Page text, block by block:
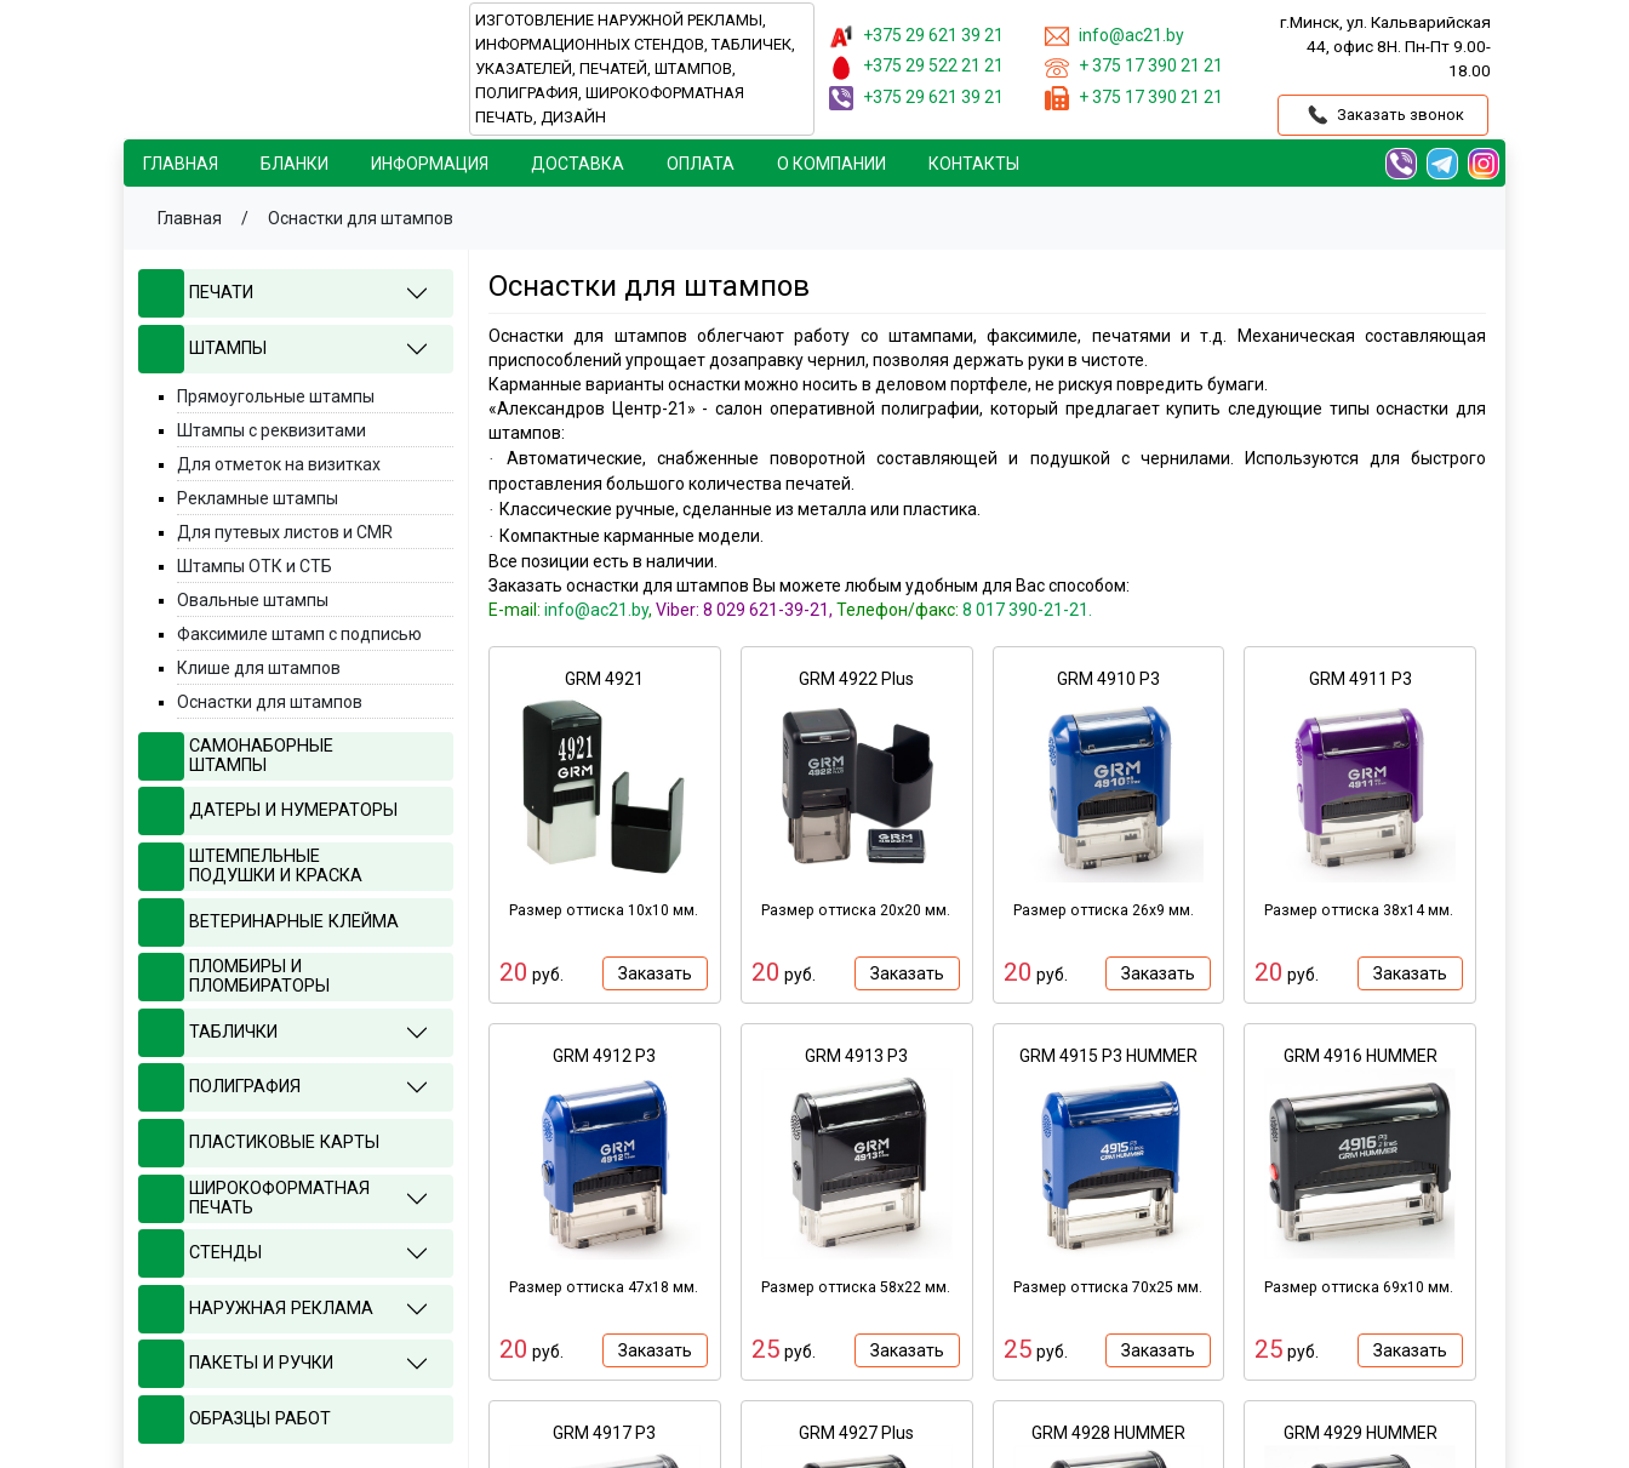
ИЗГОТОВЛЕНИЕ НАРУЖНОЙ РЕКЛАМЫ,
ИНФОРМАЦИОННЫХ СТЕНДОВ, ТАБЛИЧЕК,
УКАЗАТЕЛЕЙ, ПЕЧАТЕЙ, ШТАМПОВ,
ПОЛИГРАФИЯ, ШИРОКОФОРМАТНАЯ
ПЕЧАТЬ, ДИЗАЙН
+375 29 621 39 21
+375 29 522 21 21
+375 29 621 39 21
info@ac21.by
+ 375 17390 21 21
+ 375 17390 21 21
г.Минск, ул. Кальварийская
44, офис 8Н. Пн-Пт 9.00-
18.00
Заказать звонок
ГЛАВНАЯ БЛАНКИ ИНФОРМАЦИЯ ДОСТАВКА OПЛАТА О КОМПАНИИ КОНТАКТЫ
Главная / Оснастки для штампов
Оснастки для штампов
Оснастки для штампов облегчают работу со штампами, факсимиле, печатями и т.д. Механическая составляющая
приспособлений упрощает дозаправку чернил, позволяя держать руки в чистоте.
Карманные варианты оснастки можно носить в деловом портфеле, не рискуя повредить бумаги.
«Александров Центр-21» - салон оперативной полиграфии, который предлагает купить следующие типы оснастки для
штампов:
·
Автоматические, снабженные поворотной составляющей и подушкой с чернилами. Используются для быстрого
проставления большого количества печатей.
· Классические ручные, сделанные из металла или пластика.
· Компактные карманные модели.
Все позиции есть в наличии.
Заказать оснастки для штампов Вы можете любым удобным для Вас способом:
E-mail: info@ac21.by, Viber: 8 029 621-39-21, Телефон/факс: 8 017 390-21-21.
GRM 4921
Размер оттиска 10х10 мм.
20 руб. Заказать
GRM 4922 Plus
Размер оттиска 20х20 мм.
20 руб. Заказать
GRM 4910 P3
Размер оттиска 26х9 мм.
20 руб. Заказать
GRM 4911 P3
Размер оттиска 38х14 мм.
20 руб. Заказать
GRM 4912 P3
Размер оттиска 47х18 мм.
20 руб. Заказать
GRM 4913 P3
Размер оттиска 58х22 мм.
25 руб. Заказать
GRM 4915 P3 HUMMER
Размер оттиска 70х25 мм.
25 руб. Заказать
GRM 4916 HUMMER
Размер оттиска 69х10 мм.
25 руб. Заказать
GRM 4917 P3 GRM 4927 Plus GRM 4928 HUMMER GRM 4929 HUMMER
ПЕЧАТИ
ШТАМПЫ
Прямоугольные штампы
Штампы с реквизитами
Для отметок на визитках
Рекламные штампы
Для путевых листов и CMR
Штампы ОТК и СТБ
Овальные штампы
Факсимиле штамп с подписью
Клише для штампов
Оснастки для штампов
САМОНАБОРНЫЕ
ШТАМПЫ
ДАТЕРЫ И НУМЕРАТОРЫ
ШТЕМПЕЛЬНЫЕ
ПОДУШКИ И КРАСКА
ВЕТЕРИНАРНЫЕ КЛЕЙМА
ПЛОМБИРЫ И
ПЛОМБИРАТОРЫ
ТАБЛИЧКИ
ПОЛИГРАФИЯ
ПЛАСТИКОВЫЕ КАРТЫ
ШИРОКОФОРМАТНАЯ
ПЕЧАТЬ
СТЕНДЫ
НАРУЖНАЯ РЕКЛАМА
ПАКЕТЫ И РУЧКИ
ОБРАЗЦЫ РАБОТ